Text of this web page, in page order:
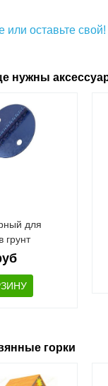
или оставьте свой!
нужны
для
грунт
горки